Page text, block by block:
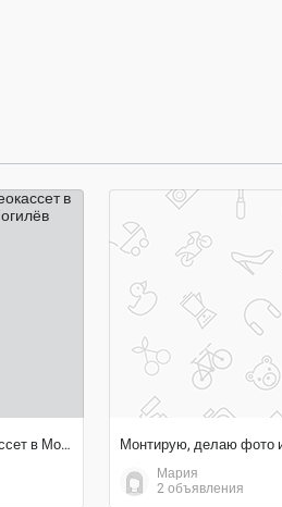
Оцифровка видеокассет в Могилеве
Мария
2 объявления
договорная цена